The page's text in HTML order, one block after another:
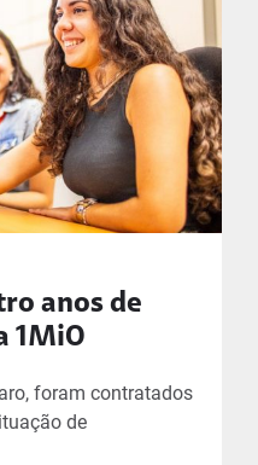
anos de
1MiO
foram contratados
de